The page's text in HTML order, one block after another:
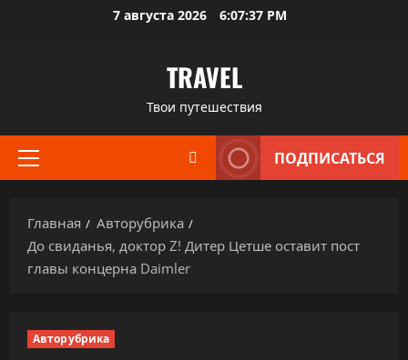
7 августа 2026 6:07:38 PM
TRAVEL
Твои путешествия
Основное
ПОДПИСАТЬСЯ
Главная
Авторубрика
До свиданья, доктор Z! Дитер Цетше оставит пост
главы концерна Daimler
Авторубрика